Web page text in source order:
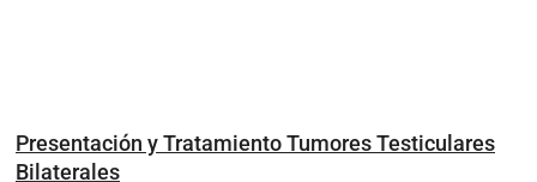
Presentación y Tratamiento Tumores Testiculares
Bilaterales